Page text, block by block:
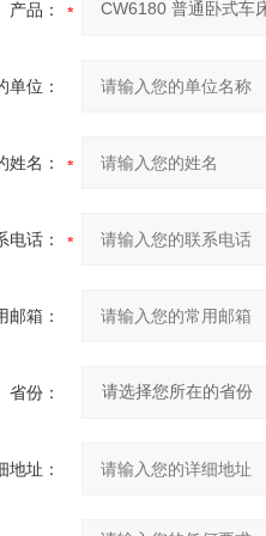
产品：
单位：
姓名：
电话：
邮箱：
省份：
地址：